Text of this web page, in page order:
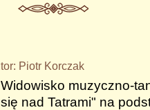
Piotr Korczak
Widowisko muzyczno-
się nad Tatrami" na